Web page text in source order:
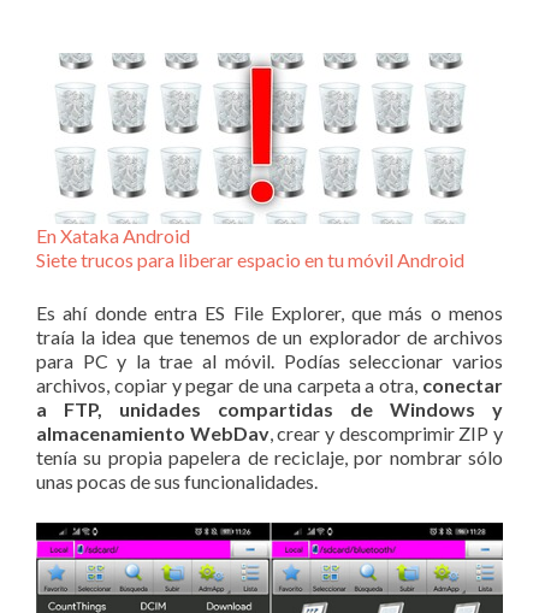
En Xataka Android
Siete trucos para liberar espacio en tu móvil Android
Es ahí donde entra ES File Explorer, que más o menos
traía la idea que tenemos de un explorador de archivos
para PC y la trae al móvil. Podías seleccionar varios
archivos, copiar y pegar de una carpeta a otra, conectar
a FTP, unidades compartidas de Windows y
almacenamiento WebDav, crear y descomprimir ZIP y
tenía su propia papelera de reciclaje, por nombrar sólo
unas pocas de sus funcionalidades.